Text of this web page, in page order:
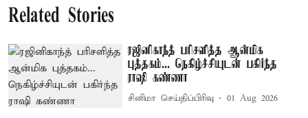
Related Stories
ரஜினிகாந்த் பரிசளித்த ஆன்மிக
புத்தகம்... நெகிழ்ச்சியுடன் பகிர்ந்த
ராஷி கண்ணா
சினிமா செய்திப்பிரிவு 01 Aug 2026